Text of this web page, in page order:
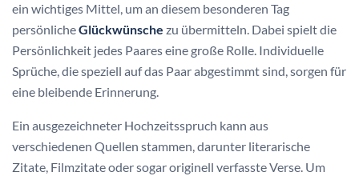
ein wichtiges Mittel, um an diesem besonderen Tag
persönlicheGlückwünsche zu übermitteln. Dabei spielt die
Persönlichkeit jedes Paares eine große Rolle. Individuelle
Sprüche, die speziell auf das Paar abgestimmt sind, sorgen für
eine bleibende Erinnerung.
Ein ausgezeichneter Hochzeitsspruch kann aus
verschiedenen Quellen stammen, darunter literarische
Zitate, Filmzitate oder sogar originell verfasste Verse. Um